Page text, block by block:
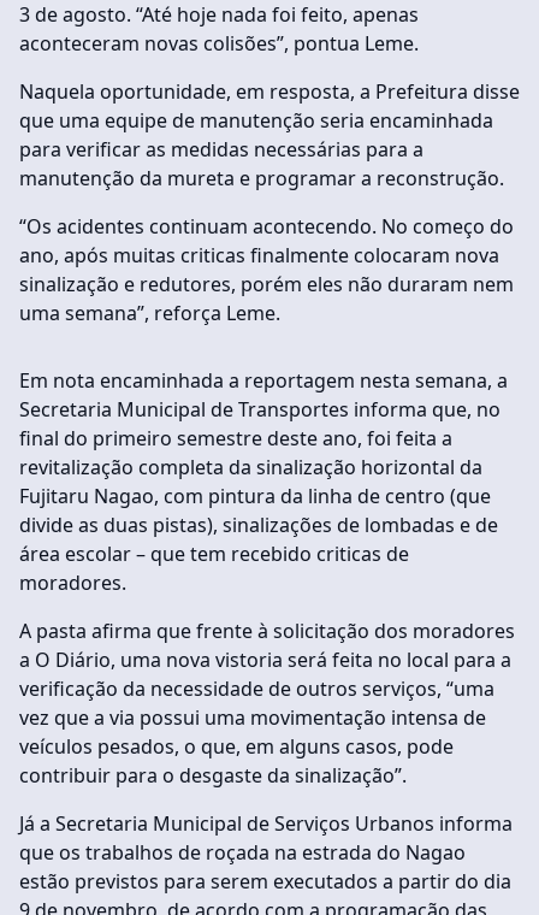
3 de agosto. “Até hoje nada foi feito, apenas
aconteceram novas colisões”, pontua Leme.
Naquela oportunidade, em resposta, a Prefeitura disse
que uma equipe de manutenção seria encaminhada
para verificar as medidas necessárias para a
manutenção da mureta e programar a reconstrução.
“Os acidentes continuam acontecendo. No começo do
ano, após muitas criticas finalmente colocaram nova
sinalização e redutores, porém eles não duraram nem
uma semana”, reforça Leme.
Em nota encaminhada a reportagem nesta semana, a
Secretaria Municipal de Transportes informa que, no
final do primeiro semestre deste ano, foi feita a
revitalização completa da sinalização horizontal da
Fujitaru Nagao, com pintura da linha de centro (que
divide as duas pistas), sinalizações de lombadas e de
área escolar – que tem recebido criticas de
moradores.
A pasta afirma que frente à solicitação dos moradores
a O Diário, uma nova vistoria será feita no local para a
verificação da necessidade de outros serviços, “uma
vez que a via possui uma movimentação intensa de
veículos pesados, o que, em alguns casos, pode
contribuir para o desgaste da sinalização”.
Já a Secretaria Municipal de Serviços Urbanos informa
que os trabalhos de roçada na estrada do Nagao
estão previstos para serem executados a partir do dia